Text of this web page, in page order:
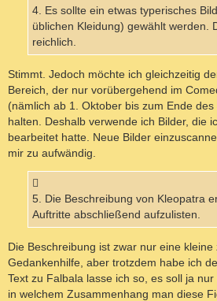
4. Es sollte ein etwas typerisches
üblichen Kleidung) gewählt werden.
reichlich.
Stimmt. Jedoch möchte ich gleichzeitig
Bereich, der nur vorübergehend im
(nämlich ab 1. Oktober bis zum Ende
halten. Deshalb verwende ich Bilder, die
bearbeitet hatte. Neue Bilder
mir zu aufwändig.
5. Die Beschreibung von Kleopatra
Auftritte abschließend aufzulisten.
Die Beschreibung ist zwar nur eine kleine
Gedankenhilfe, aber trotzdem habe ich
Text zu Falbala lasse ich so, es soll ja
in welchem Zusammenhang man diese